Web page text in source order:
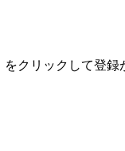
クリックして登録